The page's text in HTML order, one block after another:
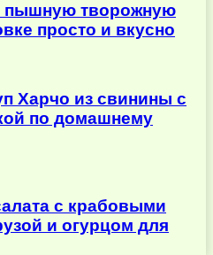
пышную творожную
просто и вкусно
Харчо из свинины с
по домашнему
с крабовыми
и огурцом для